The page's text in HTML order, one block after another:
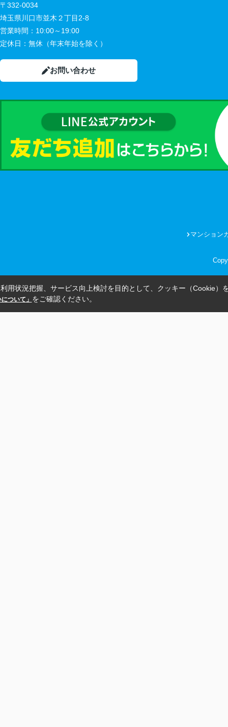
〒332-0034
埼玉県川口市並木２丁目2-8
営業時間： 10:00～19:00
定休日： 無休（年末年始を除く）
お問い合わせ
マンション
用状況把握、サービス向上検討を目的として、クッキー（Cookie）
ついて」 をご確認ください。